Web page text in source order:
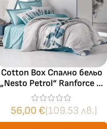
Cotton Box Спално бельо
„Nesto Petrol“ Ranforce –
100% памук – 4 части –
за спалня
56,00 €(109.53 лв.)